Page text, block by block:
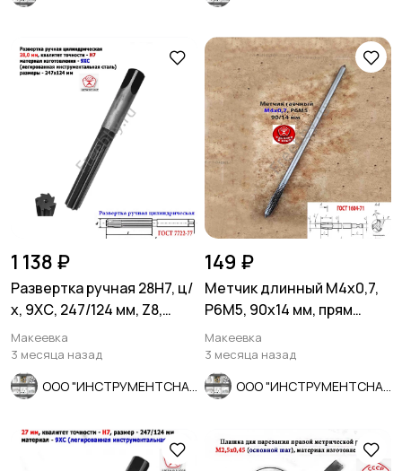
1 138 ₽
Развертка ручная 28Н7, ц/
х, 9ХС, 247/124 мм, Z8,
2360-0154, СССР.
Макеевка
3 месяца назад
149 ₽
Метчик длинный М4х0,7,
Р6М5, 90х14 мм, прям
хвост, осн шаг, СССР..
Макеевка
3 месяца назад